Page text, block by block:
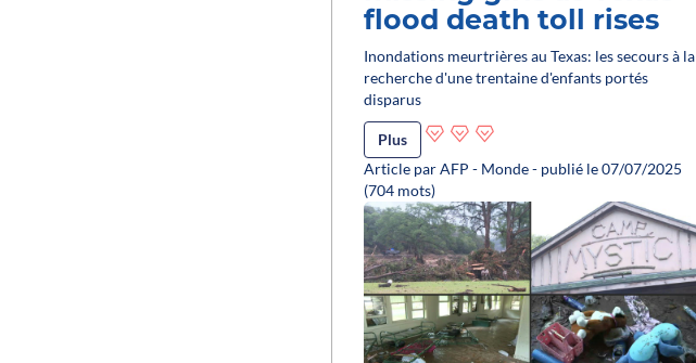
flood death toll rises
Inondations meurtrières au Texas: les secours à la
recherche d'une trentaine d'enfants portés
disparus
Plus
Article par AFP - Monde - publié le 07/07/2025
(704 mots)